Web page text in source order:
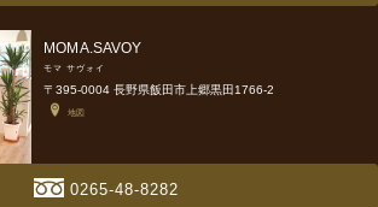
MOMA.SAVOY
モマ サヴォイ
〒395-0004 長野県飯田市上郷黒田1766-2
地図
0265-48-8282